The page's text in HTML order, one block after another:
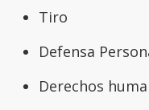
Tiro
Defensa
Derechos